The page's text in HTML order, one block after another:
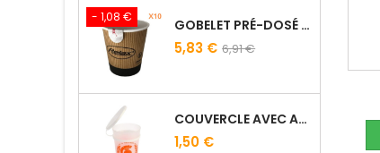
- 1,08 € GOBELET PRÉ-DOSÉ CACAO VAN HOUTEN - SACHET DE 10
5,83 € 6,91 €
COUVERCLE AVEC ANSE POUR GOBELET RÉUTILISABLE 25/33 CL
1,50 €